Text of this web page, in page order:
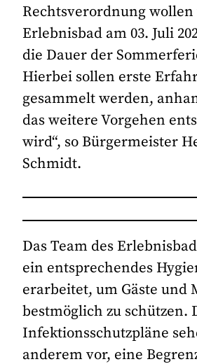
Rechtsverordnung
Erlebnisbad am 03. Juli
die Dauer der
Hierbei sollen erste
gesammelt werden,
das weitere Vorgehen
wird“, so Bürgermeister
Schmidt.
Das Team des
ein entsprechendes
erarbeitet, um Gäste und
bestmöglich zu schützen.
Infektionsschutzpläne
anderem vor, eine